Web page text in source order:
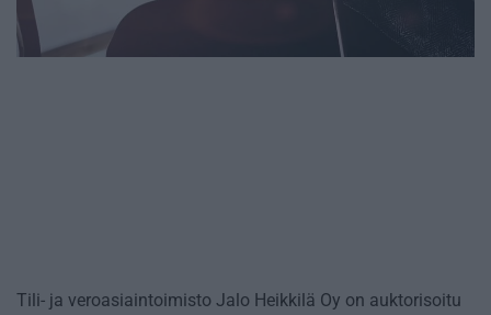
Tili- ja veroasiaintoimisto Jalo Heikkilä Oy on auktorisoitu